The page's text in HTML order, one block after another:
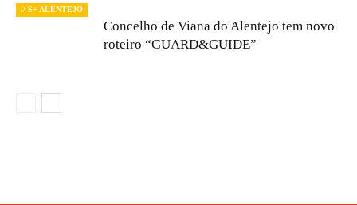
// S+ ALENTEJO
Concelho de Viana do Alentejo tem novo
roteiro “GUARD&GUIDE”